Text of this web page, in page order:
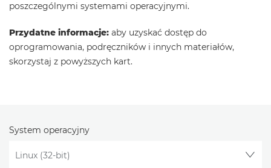
poszczególnymi systemami operacyjnymi.
Przydatne informacje: aby uzyskać dostęp do
oprogramowania, podręczników i innych materiałów,
skorzystaj z powyższych kart.
System operacyjny